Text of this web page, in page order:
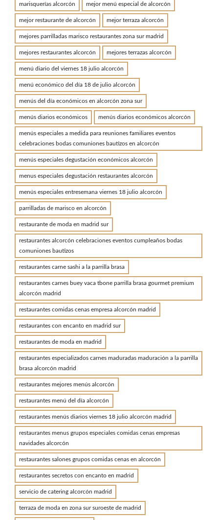
marisquerías alcorcón mejor menú especial de alcorcón
mejor restaurante de alcorcón mejor terraza alcorcón
mejores parrilladas marisco restaurantes zona sur madrid
mejores restaurantes alcorcón mejores terrazas alcorcón
menú diario del viernes 18 julio alcorcón
menú económico del día 18 de julio alcorcón
menús del día económicos en alcorcón zona sur
menús diarios económicos menús diarios económicos alcorcón
menús especiales a medida para reuniones familiares eventos
celebraciones bodas comuniones bautizos en alcorcón
menús especiales degustación económicos alcorcón
menus especiales degustación restaurantes alcorcón
menús especiales entresemana viernes 18 julio alcorcón
parrilladas de marisco en alcorcón
restaurante de moda en madrid sur
restaurantes alcorcón celebraciones eventos cumpleaños bodas
comuniones bautizos
restaurantes carne sashi a la parrilla brasa
restaurantes carnes buey vaca tbone parrilla brasa gourmet premium
alcorcón madrid
restaurantes comidas cenas empresa alcorcón madrid
restaurantes con encanto en madrid sur
restaurantes de moda en madrid
restaurantes especializados carnes maduradas maduración a la parrilla
brasa alcorcón madrid
restaurantes mejores menús alcorcón
restaurantes menú del día alcorcón
restaurantes menús diarios viernes 18 julio alcorcón madrid
restaurantes menus grupos especiales comidas cenas empresas
navidades alcorcón
restaurantes salones grupos comidas cenas en alcorcón
restaurantes secretos con encanto en madrid
servicio de catering alcorcón madrid
terraza de moda en zona sur suroeste de madrid